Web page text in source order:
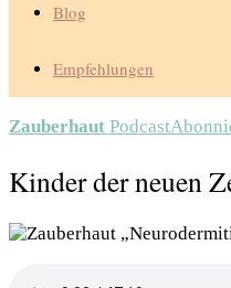
Blog
Empfehlungen
Zauberhaut Podcast
Kinder der neuen